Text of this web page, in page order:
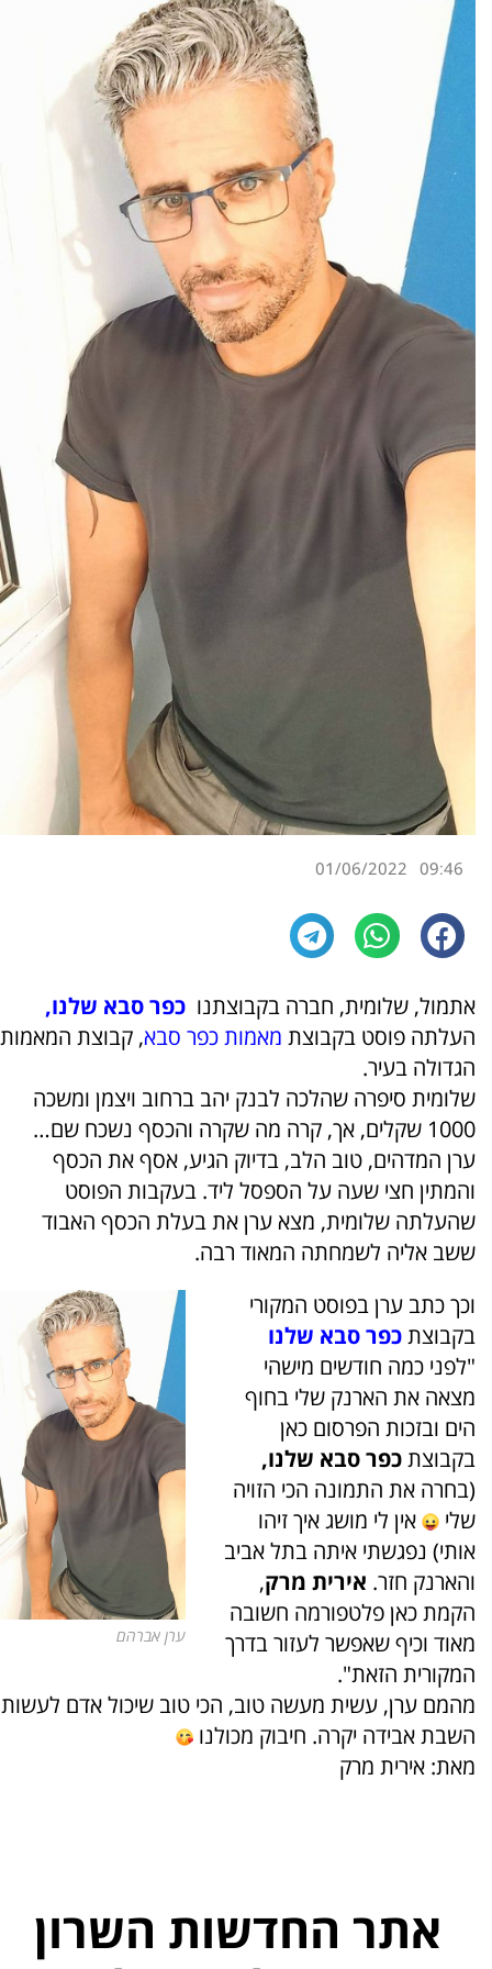
09:46
01/06/2022
אתמול, שלומית, חברה בקבוצתנו כפר סבא שלנו,
העלתה פוסט בקבוצת מאמות כפר סבא, קבוצת המאמות
הגדולה בעיר.
שלומית סיפרה שהלכה לבנק יהב ברחוב ויצמן ומשכה
1000 שקלים, אך, קרה מה שקרה והכסף נשכח שם…
ערן המדהים, טוב הלב, בדיוק הגיע, אסף את הכסף
והמתין חצי שעה על הספסל ליד. בעקבות הפוסט
שהעלתה שלומית, מצא ערן את בעלת הכסף האבוד
ששב אליה לשמחתה המאוד רבה.
ערן אברהם
וכך כתב ערן בפוסט המקורי
בקבוצתכפר סבא שלנו
"לפני כמה חודשים מישהי
מצאה את הארנק שלי בחוף
הים ובזכות הפרסום כאן
בקבוצתכפר סבא שלנו,
(בחרה את התמונה הכי הזויה
שלי
אין לי מושג איך זיהו
אותי) נפגשתי איתה בתל אביב
והארנק חזר. אירית מרק,
הקמת כאן פלטפורמה חשובה
מאוד וכיף שאפשר לעזור בדרך
המקורית הזאת".
מהמם ערן, עשית מעשה טוב, הכי טוב שיכול אדם לעשות
השבת אבידה יקרה. חיבוק מכולנו
מאת: אירית מרק
אתר החדשות השרון